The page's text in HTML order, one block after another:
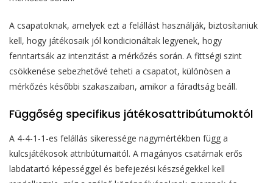
A csapatoknak, amelyek ezt a felállást használják, biztosítaniuk
kell, hogy játékosaik jól kondicionáltak legyenek, hogy
fenntartsák az intenzitást a mérkőzés során. A fittségi szint
csökkenése sebezhetővé teheti a csapatot, különösen a
mérkőzés későbbi szakaszaiban, amikor a fáradtság beáll.
Függőség specifikus játékosattribútumoktól
A 4-4-1-1-es felállás sikeressége nagymértékben függ a
kulcsjátékosok attribútumaitól. A magányos csatárnak erős
labdatartó képességgel és befejezési készségekkel kell